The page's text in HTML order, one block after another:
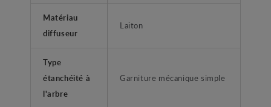
Matériau
diffuseur
Laiton
Type
étanchéité à
l'arbre
Garniture mécanique simple